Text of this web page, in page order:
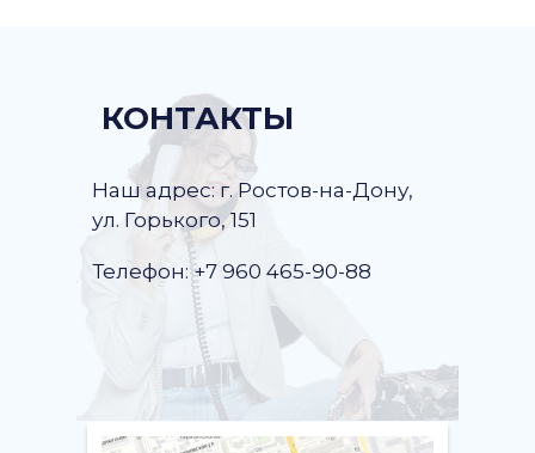
Наш адрес: г. Ростов-на-Дону,
ул. Горького, 151
Телефон: +7 960 465-90-88
КОНТАКТЫ